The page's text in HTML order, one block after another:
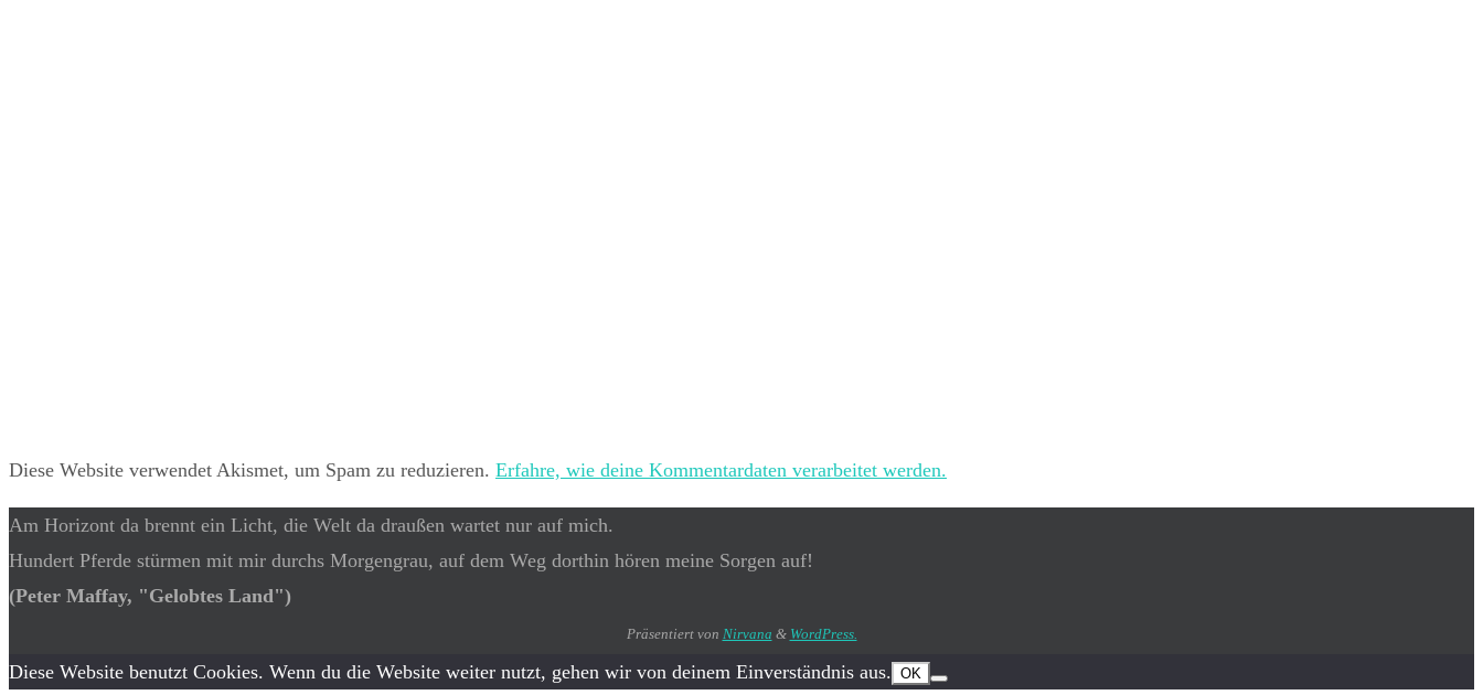
Diese Website verwendet Akismet, um Spam zu reduzieren. Erfahre, wie deine Kommentardaten verarbeitet werden.
Am Horizont da brennt ein Licht, die Welt da draußen wartet nur auf mich.
Hundert Pferde stürmen mit mir durchs Morgengrau, auf dem Weg dorthin hören meine Sorgen auf!
(Peter Maffay, "Gelobtes Land")
Präsentiert von Nirvana & WordPress.
Diese Website benutzt Cookies. Wenn du die Website weiter nutzt, gehen wir von deinem Einverständnis aus. OK